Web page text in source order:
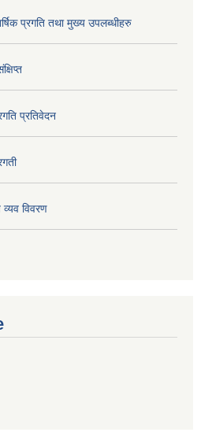
प्रगति तथा मुख्य उपलब्धीहरु
प्रतिवेदन
विवरण